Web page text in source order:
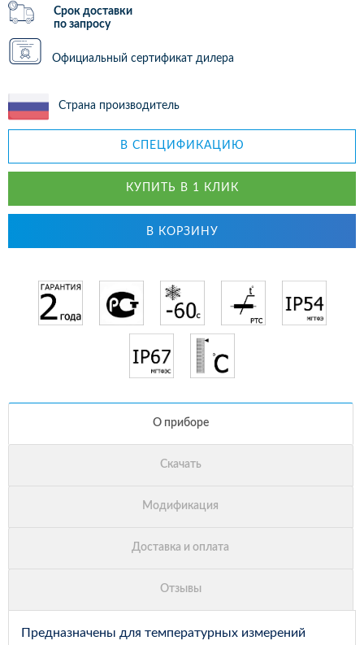
Срок доставки
по запросу
Официальный сертификат дилера
Страна производитель
В СПЕЦИФИКАЦИЮ
КУПИТЬ В 1 КЛИК
В КОРЗИНУ
Предназначены для температурных измерений